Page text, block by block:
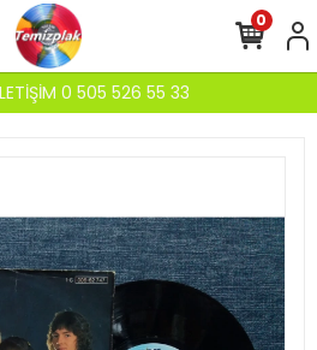
0 505 526 55 33
0